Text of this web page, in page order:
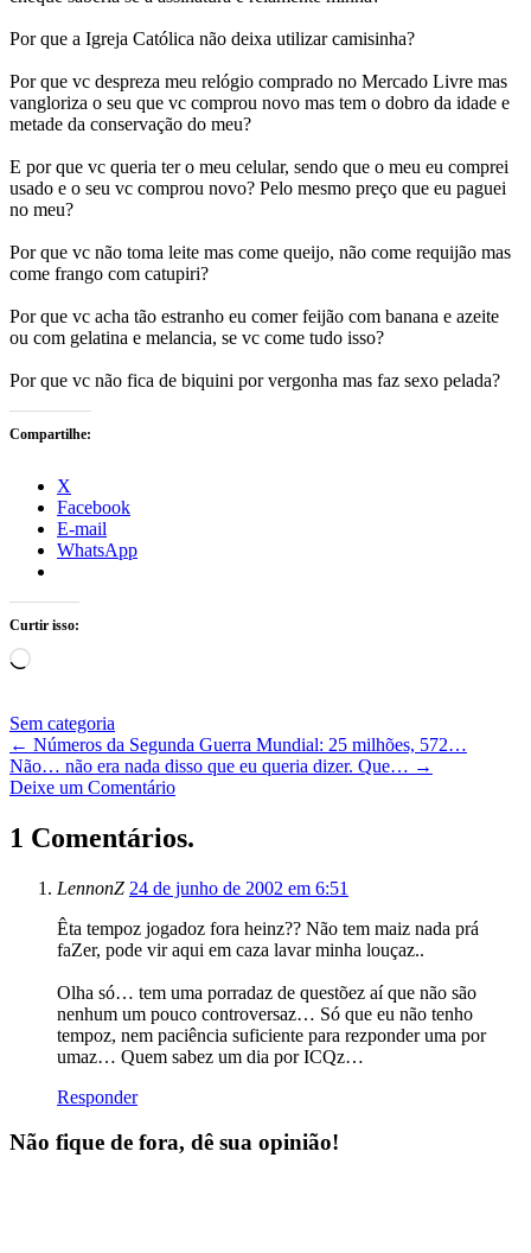
Por que a Igreja Católica não deixa utilizar camisinha?
Por que vc despreza meu relógio comprado no Mercado Livre mas
vangloriza o seu que vc comprou novo mas tem o dobro da idade e
metade da conservação do meu?
E por que vc queria ter o meu celular, sendo que o meu eu comprei
usado e o seu vc comprou novo? Pelo mesmo preço que eu paguei
no meu?
Por que vc não toma leite mas come queijo, não come requijão mas
come frango com catupiri?
Por que vc acha tão estranho eu comer feijão com banana e azeite
ou com gelatina e melancia, se vc come tudo isso?
Por que vc não fica de biquini por vergonha mas faz sexo pelada?
Compartilhe:
X
Facebook
E-mail
WhatsApp
Curtir isso:
Carregando...
Sem categoria
← Números da Segunda Guerra Mundial: 25 milhões, 572…
Não… não era nada disso que eu queria dizer. Que… →
Deixe um Comentário
1 Comentários.
LennonZ 24 de junho de 2002 em 6:51
Êta tempoz jogadoz fora heinz?? Não tem maiz nada prá
faZer, pode vir aqui em caza lavar minha louçaz..
Olha só… tem uma porradaz de questõez aí que não são
nenhum um pouco controversaz… Só que eu não tenho
tempoz, nem paciência suficiente para rezponder uma por
umaz… Quem sabez um dia por ICQz…
Responder
Não fique de fora, dê sua opinião!